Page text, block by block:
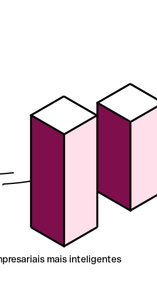
mais inteligentes